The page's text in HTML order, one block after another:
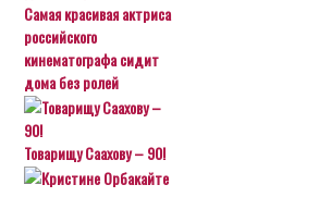
Самая красивая актриса
российского
кинематографа сидит
дома без ролей
Товарищу Саахову – 90!